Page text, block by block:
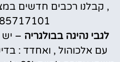
, קבלנו רכבים חדשים
359
לגבי נהיגה בבולגריה – יש
עם אלכוהול , ואחדד :